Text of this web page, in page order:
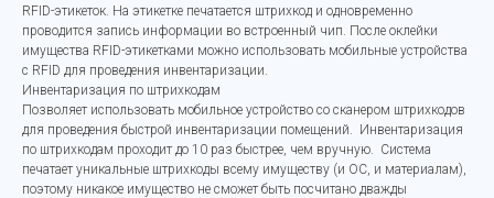
RFID-этикеток. На этикетке печатается штрихкод и одновременно
проводится запись информации во встроенный чип. После оклейки
имущества RFID-этикетками можно использовать мобильные устройства
с RFID для проведения инвентаризации.
Инвентаризация по штрихкодам
Позволяет использовать мобильное устройство со сканером штрихкодов
для проведения быстрой инвентаризации помещений. Инвентаризация
по штрихкодам проходит до 10 раз быстрее, чем вручную. Система
печатает уникальные штрихкоды всему имуществу (и ОС, и материалам),
поэтому никакое имущество не сможет быть посчитано дважды